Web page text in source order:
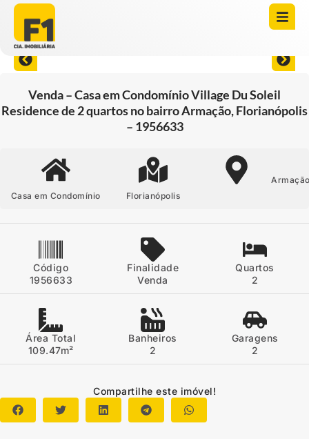
Venda – Casa em Condomínio Village Du Soleil
Residence de 2 quartos no bairro Armação, Florianópolis
– 1956633
Casa em Condomínio Florianópolis
Código
1956633
Finalidade
Venda
Quartos
2
Área Total
109.47m²
Banheiros
2
Garagens
2
Compartilhe este imóvel!